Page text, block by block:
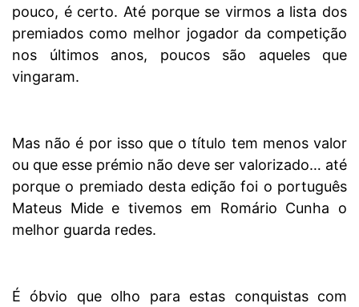
pouco, é certo. Até porque se virmos a lista dos
premiados como melhor jogador da competição
nos últimos anos, poucos são aqueles que
vingaram.
Mas não é por isso que o título tem menos valor
ou que esse prémio não deve ser valorizado… até
porque o premiado desta edição foi o português
Mateus Mide e tivemos em Romário Cunha o
melhor guarda redes.
É óbvio que olho para estas conquistas com